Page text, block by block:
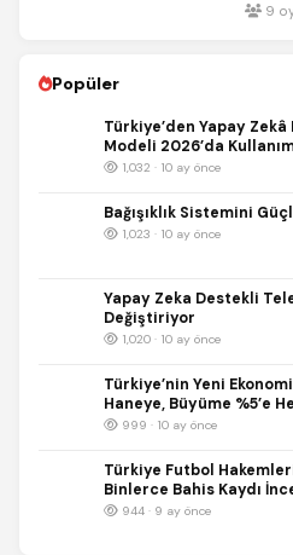
9
Popüler
Türkiye’den Yapay
Modeli 2026’da
1,032 · 10 ay önce
Bağışıklık Sistemini
1,023 · 10 ay önce
Yapay Zeka Destekli
Değiştiriyor
1,020 · 10 ay önce
Türkiye’nin Yeni
Haneye, Büyüme %5’e
999 · 10 ay önce
Türkiye Futbol
Binlerce Bahis Kaydı
944 · 9 ay önce